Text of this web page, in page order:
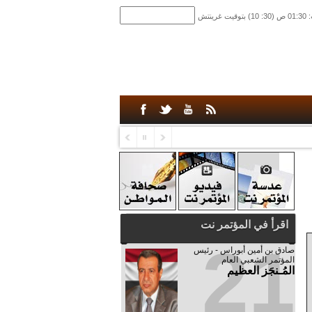
اقرأ في المؤتمر نت
صادق‮ ‬بن‮ ‬أمين‮ ‬أبوراس - رئيس‮
‬المؤتمر‮ ‬الشعبي‮ ‬العام
المُـنجَز العظيم
21